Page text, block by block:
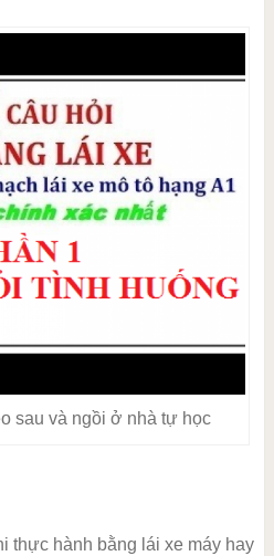
sau và ngồi ở nhà tự học
thực hành bằng lái xe máy hay